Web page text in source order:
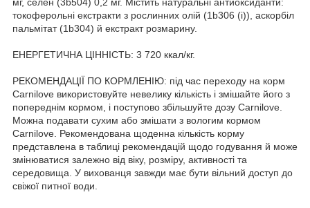
токоферольні екстракти з рослинних олій (1b306 (i)), аскорбіл
пальмітат (1b304) й екстракт розмарину.
ЕНЕРГЕТИЧНА ЦІННІСТЬ: 3 720 ккал/кг.
РЕКОМЕНДАЦІЇ ПО КОРМЛЕНІЮ: під час переходу на корм
Carnilove використовуйте невелику кількість і змішайте його з
попереднім кормом, і поступово збільшуйте дозу Carnilove.
Можна подавати сухим або змішати з вологим кормом
Carnilove. Рекомендована щоденна кількість корму
представлена в таблиці рекомендацій щодо годування й може
змінюватися залежно від віку, розміру, активності та
середовища. У вихованця завжди має бути вільний доступ до
свіжої питної води.